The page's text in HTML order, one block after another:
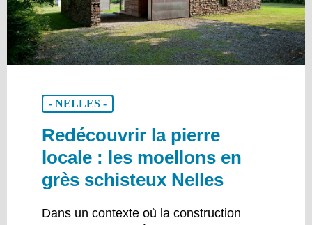
- NELLES -
Redécouvrir la pierre
locale : les moellons en
grès schisteux Nelles
Dans un contexte où la construction